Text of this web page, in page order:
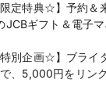
定特典☆】予約＆
ギフト＆電子マ
別企画☆】ブライ
、5,000円をリン